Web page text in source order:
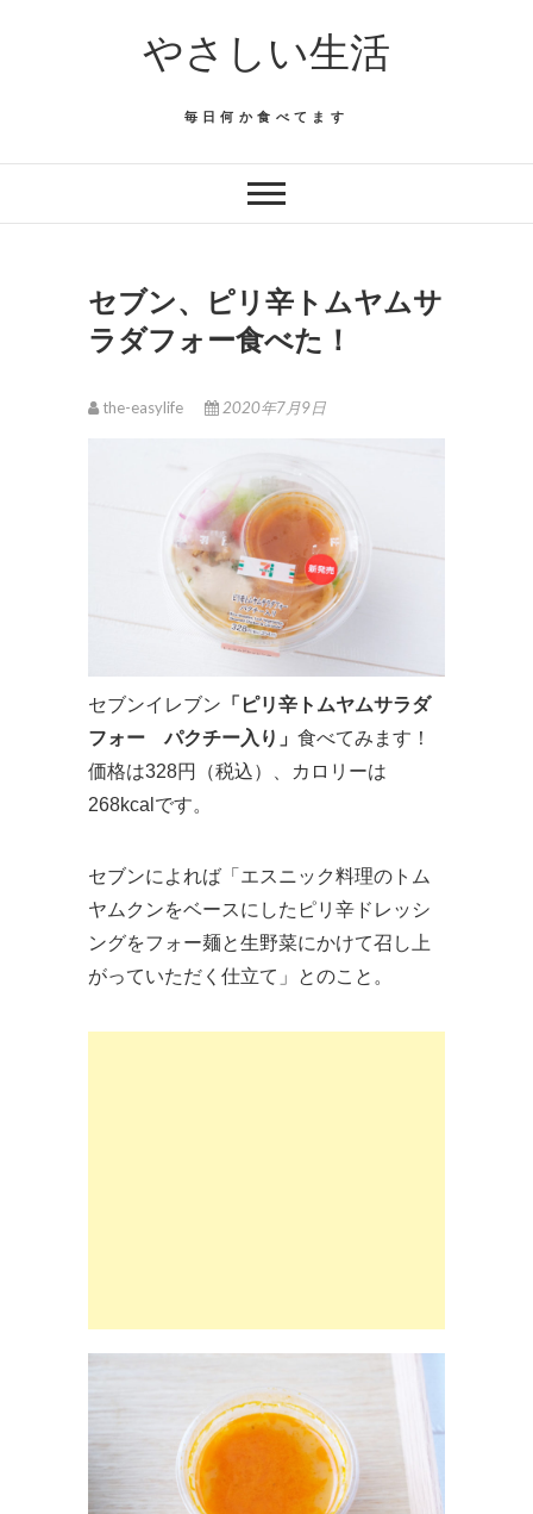
やさしい生活
毎日何か食べてます
セブン、ピリ辛トムヤムサ
ラダフォー食べた！
the-easylife 2020年7月9日
セブンイレブン 「ピリ辛トムヤムサラダ
フォー パクチー入り」 食べてみます！
価格は328円（税込）、カロリーは
268kcalです。
セブンによれば「エスニック料理のトム
ヤムクンをベースにしたピリ辛ドレッシ
ングをフォー麺と生野菜にかけて召し上
がっていただく仕立て」とのこと。